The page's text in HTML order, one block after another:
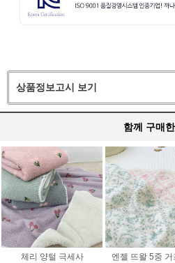
상품정보고시 보기
함께 구매
체리 양털 극세사
엔젤 뜨왈 5중 거